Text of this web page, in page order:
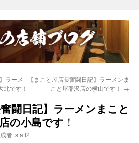
ラーメ
北です！
【まこと屋店長奮闘日記】ラーメンま
こと屋稲沢店の横山です！ →
奮闘日記】ラーメンまこと
の小島です！
者:staff2